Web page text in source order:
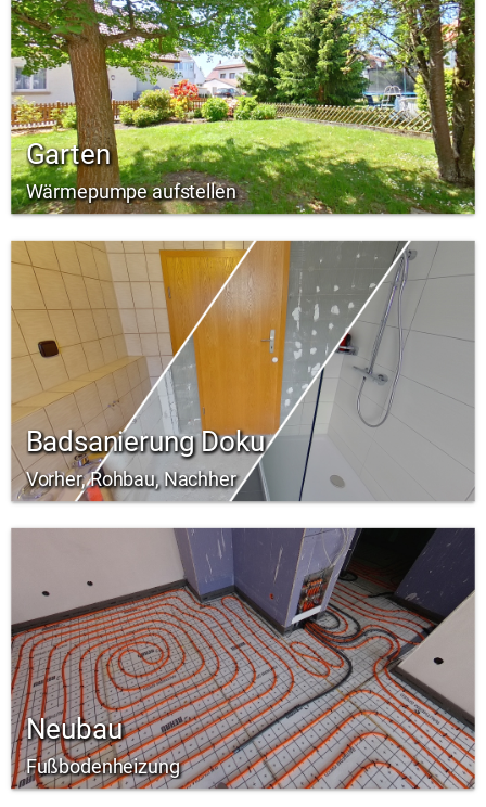
Garten
Wärmepumpe aufstellen
Badsanierung Doku
Vorher, Rohbau, Nachher
Neubau
Fußbodenheizung